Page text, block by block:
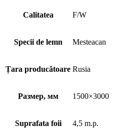
Calitatea F/W
Specii de lemn Mesteacan
Țara producătoare Rusia
Размер, мм 1500×3000
Suprafata foii 4,5 m.p.